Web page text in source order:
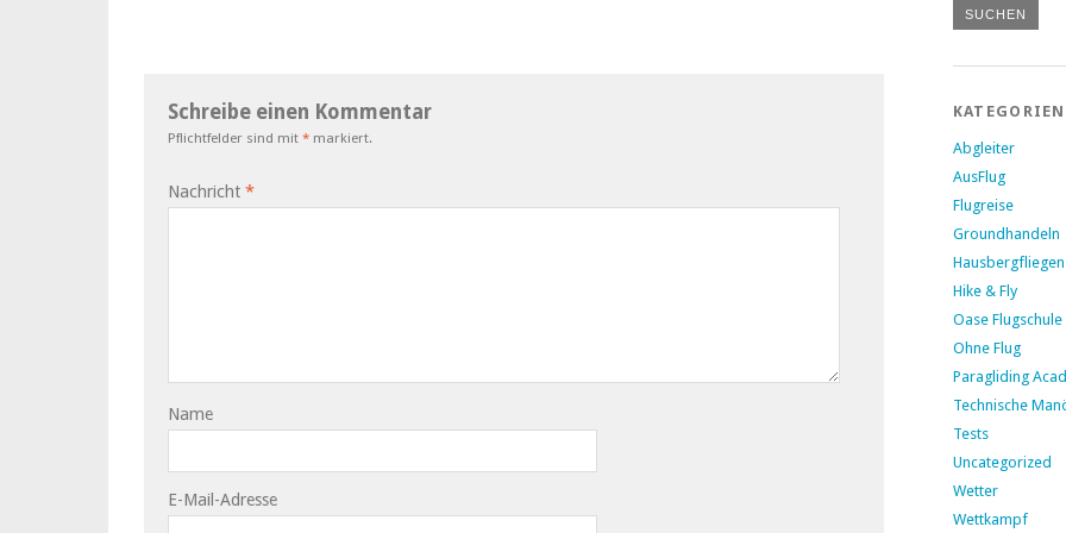
Schreibe einen Kommentar
Pflichtfelder sind mit * markiert.
Nachricht *
Name
E-Mail-Adresse
KATEGORIEN
Abgleiter
AusFlug
Flugreise
Groundhandeln
Hausbergfliegen
Hike & Fly
Oase Flugschule
Ohne Flug
Paragliding
Technische
Tests
Uncategorized
Wetter
Wettkampf